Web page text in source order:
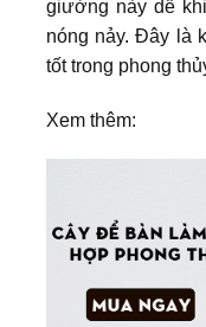
giường này dễ
nóng nảy. Đây là
tốt trong phong
Xem thêm: